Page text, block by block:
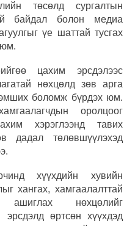
төсөлд сургалтын
байдал болон медиа
үе шаттай тусгах
юм.
цахим эрсдэлээс
нөхцөлд зөв арга
боломж бүрдэх юм.
оролцоог
хэрэглээнд тавих
дадал төлөвшүүлэхэд
хүүхдийн хувийн
хангах, хамгаалалттай
нөхцөлийг
эрсдэлд өртсөн хүүхдэд